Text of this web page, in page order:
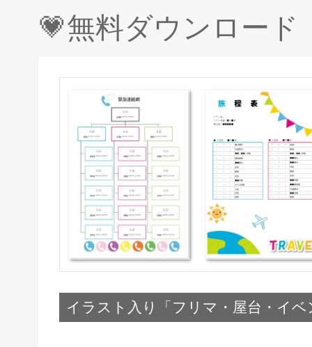
💗無料ダウンロード
イラスト入り「フリマ・屋台・イベ